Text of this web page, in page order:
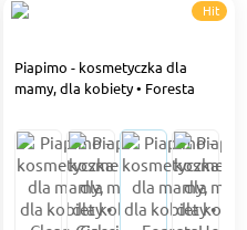
Hit
Piapimo - kosmetyczka dla
mamy, dla kobiety • Foresta